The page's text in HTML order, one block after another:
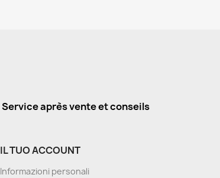
Service après vente et conseils
IL TUO ACCOUNT
Informazioni personali